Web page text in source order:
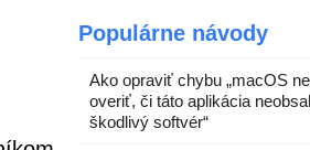
Populárne návody
Ako opraviť chybu „macOS
overiť, či táto aplikácia
škodlivý softvér“